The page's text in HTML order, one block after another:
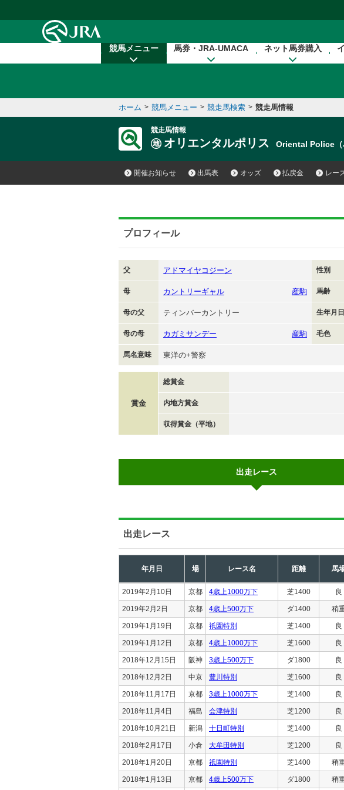
競馬メニュー 馬券・JRA-UMACA ネット馬券購入
ホーム > 競馬メニュー > 競走馬検索 > 競走馬情報
競走馬情報
オリエンタルポリス Oriental Police（
開催お知らせ 出馬表 オッズ 払戻金 レー
プロフィール
父 アドマイヤコジーン 性別
母 カントリーギャル 産駒 馬齢
母の父 ティンバーカントリー 生年月日
母の母 カガミサンデー 産駒 毛色
馬名意味 東洋の+警察
賞金
総賞金
内地方賞金
収得賞金（平地）
出走レース
出走レース
年月日 場 レース名 距離 馬
2019年2月10日 京都 4歳上1000万下 芝1400 良
2019年2月2日 京都 4歳上500万下 ダ1400 稍
2019年1月19日 京都 祇園特別 芝1400 良
2019年1月12日 京都 4歳上1000万下 芝1600 良
2018年12月15日 阪神 3歳上500万下 ダ1800 良
2018年12月2日 中京 豊川特別 芝1600 良
2018年11月17日 京都 3歳上1000万下 芝1400 良
2018年11月4日 福島 会津特別 芝1200 良
2018年10月21日 新潟 十日町特別 芝1400 良
2018年2月17日 小倉 大牟田特別 芝1200 良
2018年1月20日 京都 祇園特別 芝1400 稍
2018年1月13日 京都 4歳上500万下 ダ1800 稍